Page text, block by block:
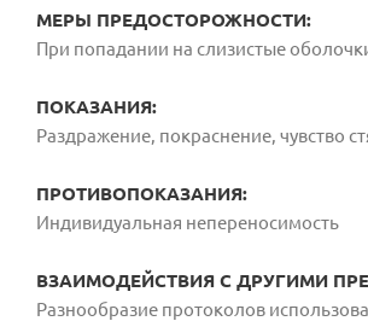
МЕРЫ ПРЕДОСТОРОЖНОСТИ:
При попадании на слизистые
ПОКАЗАНИЯ:
Раздражение, покраснение, чувство
ПРОТИВОПОКАЗАНИЯ:
Индивидуальная непереносимость
ВЗАИМОДЕЙСТВИЯ С ДРУГИМИ
Разнообразие протоколов